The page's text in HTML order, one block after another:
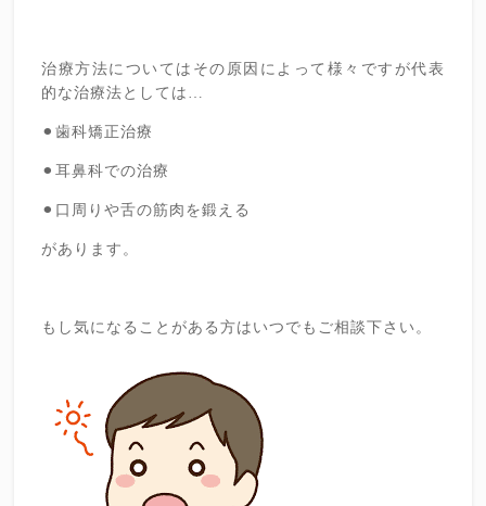
治療方法についてはその原因によって様々ですが代表
的な治療法としては…
⚫︎歯科矯正治療
⚫︎耳鼻科での治療
⚫︎口周りや舌の筋肉を鍛える
があります。
もし気になることがある方はいつでもご相談下さい。